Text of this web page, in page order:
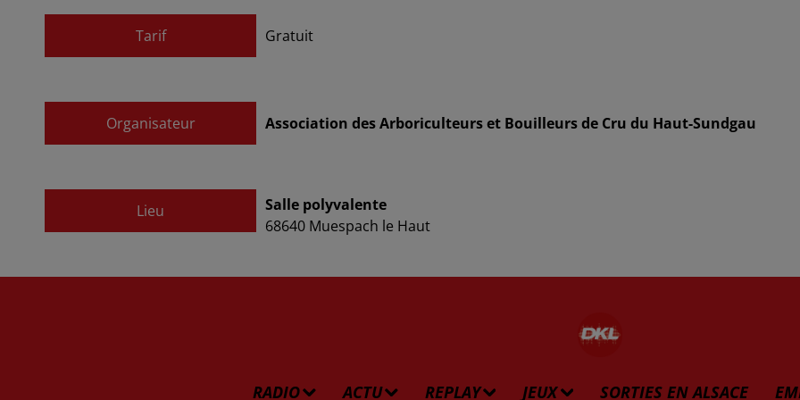
Tarif Gratuit
Organisateur Association des Arboriculteurs et Bouilleurs de Cru du Haut-Sundgau
Lieu
Salle polyvalente
68640 Muespach le Haut
RADIO ACTU REPLAY JEUX SORTIES EN ALSACE